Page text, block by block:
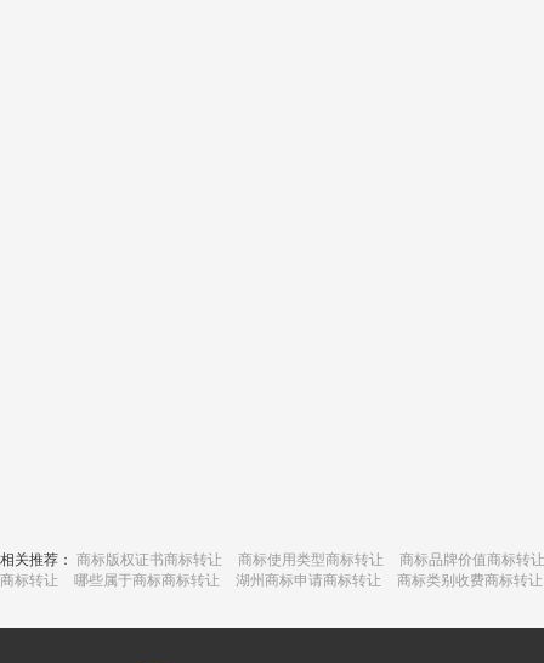
相关推荐： 商标版权证书商标转让 商标使用类型商标转让
商标品牌价值商标转让
商标转让
哪些属于商标商标转让 湖州商标申请商标转让 商标类别收费商标转让